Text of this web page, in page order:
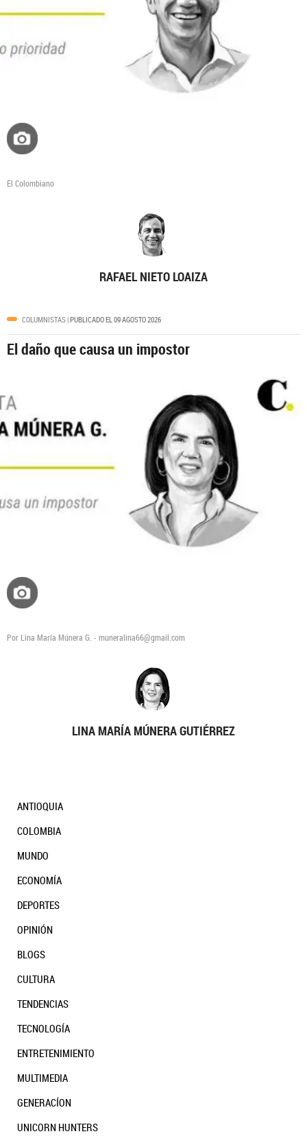
El Colombiano
RAFAEL NIETO LOAIZA
COLUMNISTAS| PUBLICADO EL 09 AGOSTO 2026
El daño que causa un impostor
Por Lina María Múnera G. - muneralina66@gmail.com
LINA MARÍA MÚNERA GUTIÉRREZ
ANTIOQUIA
COLOMBIA
MUNDO
ECONOMÍA
DEPORTES
OPINIÓN
BLOGS
CULTURA
TENDENCIAS
TECNOLOGÍA
ENTRETENIMIENTO
MULTIMEDIA
GENERACÍON
UNICORN HUNTERS